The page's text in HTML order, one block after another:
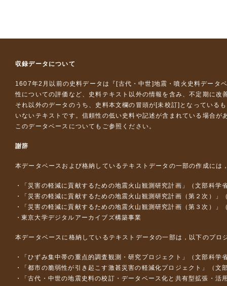
収録データについて
1607年2月以前の史料データは『 [古代・中世]地震・噴火史料データ
性についての評価など、史料テキスト以外の情報を含み、不定期に改
それ以外のデータのうち、史料本文欄の冒頭が[未校訂]となっている
いないテキストです。信頼性の低い史料や記述が含まれている場合が
このデータベースについて もご参照ください。
謝辞
本データベースおよび格納しているテキストデータの一部の作成には
「災害の軽減に貢献するための地震火山観測研究計画」（文部科学
「災害の軽減に貢献するための地震火山観測研究計画（第２次）」
「災害の軽減に貢献するための地震火山観測研究計画（第３次）」
東京大学デジタルアーカイブズ構築事業
本データベースに格納しているテキストデータの一部は，以下のプロ
「ひずみ集中帯の重点的調査観測・研究プロジェクト」（文部科
「都市の脆弱性が引き起こす激甚災害の軽減化プロジェクト」（
「古代・中世の地震史料の校訂・データベース化と共有型拡張・